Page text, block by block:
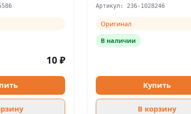
10 ₽
Артикул: 236-1028246
Оригинал
В наличии
Купить
В корзину